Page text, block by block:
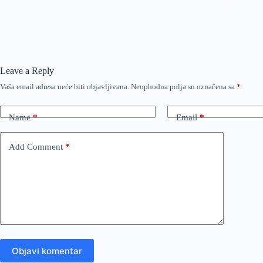
Leave a Reply
Vaša email adresa neće biti objavljivana. Neophodna polja su označena sa *
Name* Email*
Add Comment *
Objavi komentar